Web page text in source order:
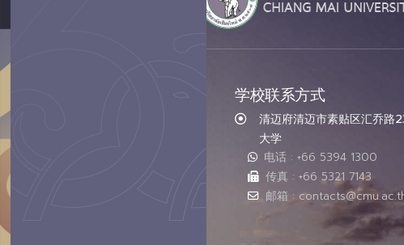
学校联系方式
清迈府清迈市素贴区汇乔
大学
电话 : +66 5394 1300
传真 : +66 5321 7143
邮箱 :